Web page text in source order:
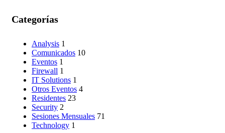
Categorías
Analysis 1
Comunicados 10
Eventos 1
Firewall 1
IT Solutions 1
Otros Eventos 4
Residentes 23
Security 2
Sesiones Mensuales 71
Technology 1